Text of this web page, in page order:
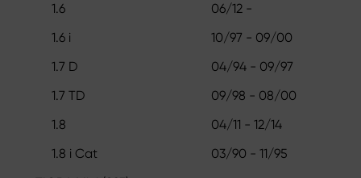
1.6
06/12 -
1.6 i
10/97 - 09/00
1.7 D
04/94 - 09/97
1.7 TD
09/98 - 08/00
1.8
04/11 - 12/14
1.8 i Cat
03/90 - 11/95